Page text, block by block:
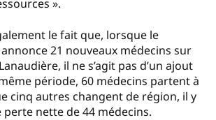
».
le fait que, lorsque le
21 nouveaux médecins sur
il ne s’agit pas d’un ajout
période, 60 médecins partent à
cinq autres changent de région, il y
nette de 44 médecins.